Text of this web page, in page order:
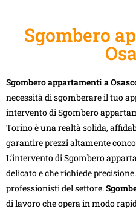
Sgombero
Sgombero appartamenti a
necessità di sgomberare il tuo
intervento di Sgombero
Torino è una realtà solida,
garantire prezzi altamente
L’intervento di Sgombero
delicato e che richiede
professionisti del settore.
di lavoro che opera in modo